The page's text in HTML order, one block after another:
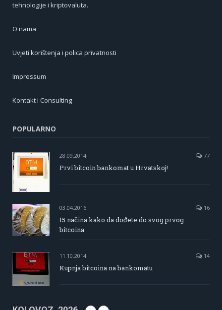
tehnologije i kriptovaluta.
O nama
Uvjeti korištenja i polica privatnosti
Impressum
Kontakt i Consulting
POPULARNO
28.09.2014 77
Prvi bitcoin bankomat u Hrvatskoj!
03.04.2016 16
15 načina kako da dođete do svog prvog
bitcoina
11.10.2014 14
Kupnja bitcoina na bankomatu